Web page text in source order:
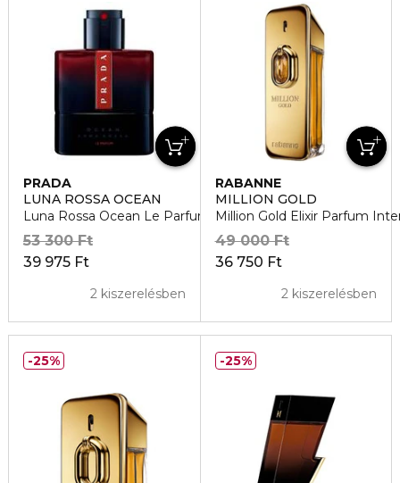
PRADA
LUNA ROSSA OCEAN
Luna Rossa Ocean Le Parfum
39 975 Ft
53 300 Ft
2 kiszerelésben
RABANNE
MILLION GOLD
Million Gold Elixir Parfum
36 750 Ft
49 000 Ft
2 kiszerelésben
25% 25%